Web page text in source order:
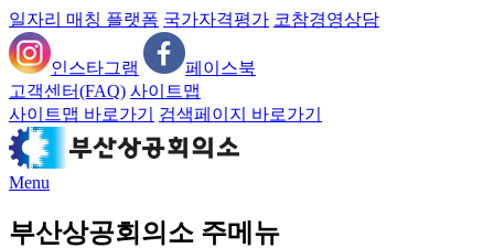
일자리 매칭 플랫폼 국가자격평가 코참경영상담
인스타그램
페이스북
고객센터(FAQ) 사이트맵
사이트맵 바로가기
검색페이지 바로가기
Menu
부산상공회의소 주메뉴